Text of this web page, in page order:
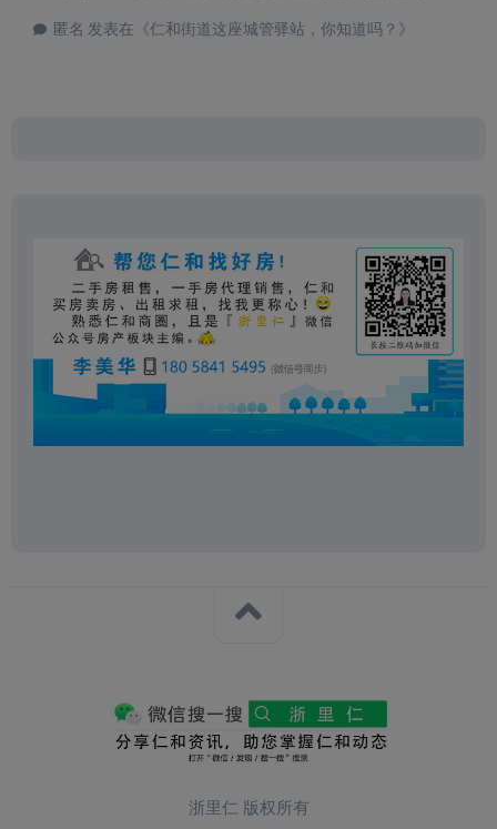
匿名 发表在《仁和街道这座城管驿站，你知道吗？ 》
浙里仁 版权所有